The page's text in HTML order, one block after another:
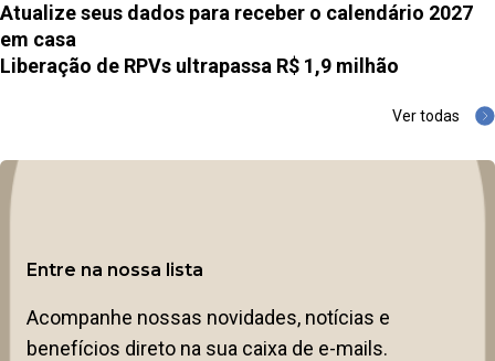
Atualize seus dados para receber o calendário 2027
em casa
Liberação de RPVs ultrapassa R$ 1,9 milhão
Ver todas
Entre na nossa lista
Acompanhe nossas novidades, notícias e
benefícios direto na sua caixa de e-mails.